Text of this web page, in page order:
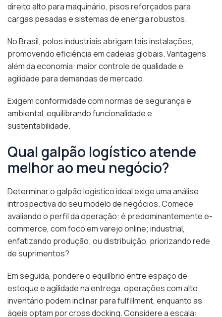
direito alto para maquinário, pisos reforçados para
cargas pesadas e sistemas de energia robustos.
No Brasil, polos industriais abrigam tais instalações,
promovendo eficiência em cadeias globais. Vantagens
além da economia: maior controle de qualidade e
agilidade para demandas de mercado.
Exigem conformidade com normas de segurança e
ambiental, equilibrando funcionalidade e
sustentabilidade.
Qual galpão logístico atende
melhor ao meu negócio?
Determinar o galpão logístico ideal exige uma análise
introspectiva do seu modelo de negócios. Comece
avaliando o perfil da operação: é predominantemente e-
commerce, com foco em varejo online; industrial,
enfatizando produção; ou distribuição, priorizando rede
de suprimentos?
Em seguida, pondere o equilíbrio entre espaço de
estoque e agilidade na entrega, operações com alto
inventário podem inclinar para fulfillment, enquanto as
ágeis optam por cross docking. Considere a escala: